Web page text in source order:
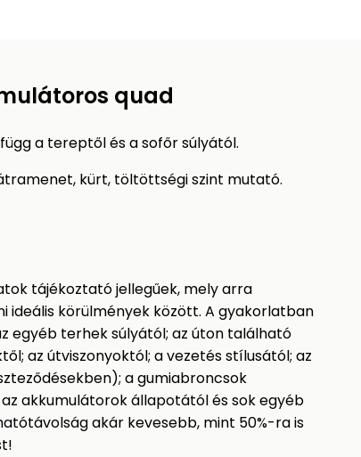
quad
a tereptől és a sofőr súlyától.
kürt, töltöttségi szint mutató.
tájékoztató jellegűek, mely arra
ideális körülmények között. A gyakorlatban
egyéb terhek súlyától; az úton található
az útviszonyoktól; a vezetés stílusától; az
a gumiabroncsok
akkumulátorok állapotától és sok egyéb
akár kevesebb, mint 50%-ra is